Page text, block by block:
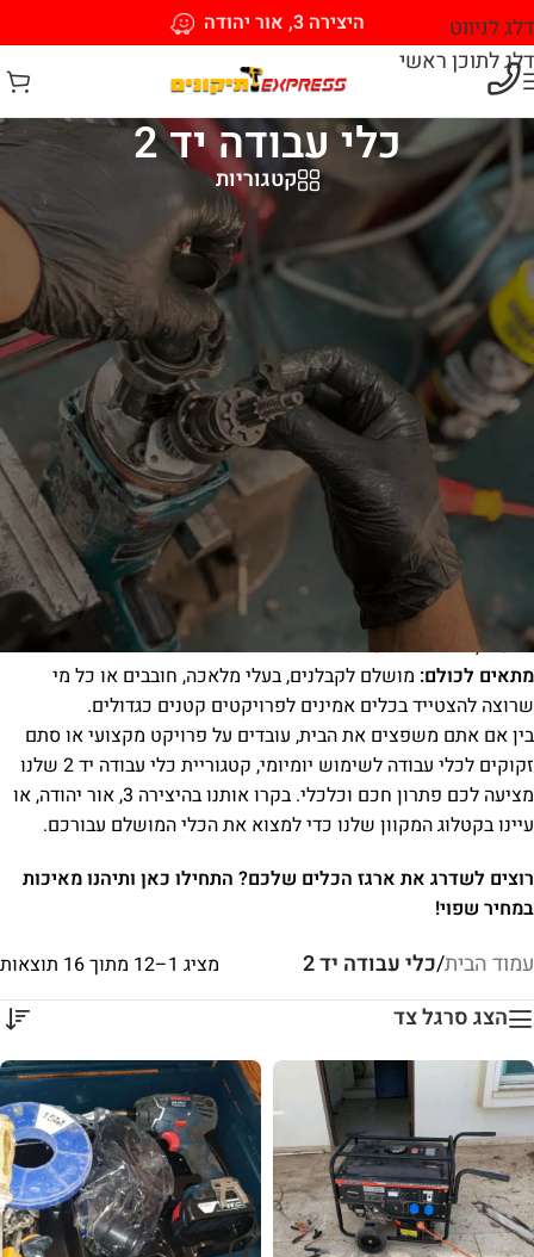
דלג לניווט
דלג לתוכן ראשי
היצירה 3, אור יהודה
כלי עבודה יד 2
קטגוריות
ברוכים הבאים לקטגוריית כלי עבודה יד 2 של אקספרס תיקונים –
היעד המושלם למי שמחפש כלי עבודה איכותיים במחירים משתלמים!
כאן תמצאו מבחר רחב של כלי עבודה משומשים שעברו בדיקות
יסודיות, תחזוקה מקצועית והתאמה לשימוש אמין ומדויק, כך שתוכלו
ליהנות מאיכות גבוהה בעלות נמוכה.
מה תמצאו אצלנו?
מגוון כלים איכותיים:ממברגים, פטישים ומפתחות, דרך כלי חיתוך
וקידוח, ועד ציוד מתקדם יותר – הכל במצב מעולה ובמחירי יד 2.
תמורה מעולה למחיר: כלי עבודה של מותגים מובילים שעדיין מספקים
ביצועים מצוינים, במחירים שמתאימים לכל כיס.
ציוד שנבדק ואושר:כל כלי עובר בדיקה מקיפה על ידי הצוות שלנו
כדי להבטיח שהוא מוכן לעבודה מיידית.
למה לבחור בכלי עבודה יד 2 מאקספרס תיקונים?
חיסכון משמעותי: קנו כלים מקצועיים בעלות מופחתת לעומת כלים
חדשים, מבלי להתפשר על איכות.
מתאים לכולם: מושלם לקבלנים, בעלי מלאכה, חובבים או כל מי
שרוצה להצטייד בכלים אמינים לפרויקטים קטנים כגדולים.
בין אם אתם משפצים את הבית, עובדים על פרויקט מקצועי או סתם
זקוקים לכלי עבודה לשימוש יומיומי, קטגוריית כלי עבודה יד 2 שלנו
מציעה לכם פתרון חכם וכלכלי. בקרו אותנו בהיצירה 3, אור יהודה, או
עיינו בקטלוג המקוון שלנו כדי למצוא את הכלי המושלם עבורכם.
רוצים לשדרג את ארגז הכלים שלכם? התחילו כאן ותיהנו מאיכות
במחיר שפוי!
עמוד הבית/כלי עבודה יד 2 מציג 1–12 מתוך 16 תוצאות
הצג סרגל צד